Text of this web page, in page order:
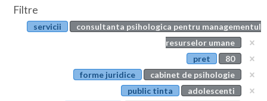
Botosani
Articole
Evenimente
Filtre
servicii
consultanta psihologica pentru managementul
resurselor umane
pret
80
forme juridice
cabinet de psihologie
public tinta
adolescenti